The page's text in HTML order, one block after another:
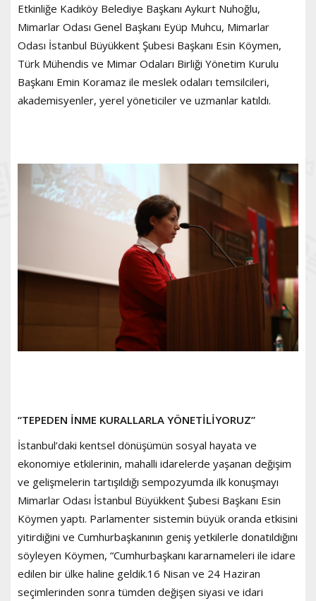
Etkinliğe Kadıköy Belediye Başkanı Aykurt Nuhoğlu,
Mimarlar Odası Genel Başkanı Eyüp Muhcu, Mimarlar
Odası İstanbul Büyükkent Şubesi Başkanı Esin Köymen,
Türk Mühendis ve Mimar Odaları Birliği Yönetim Kurulu
Başkanı Emin Koramaz ile meslek odaları temsilcileri,
akademisyenler, yerel yöneticiler ve uzmanlar katıldı.
“TEPEDEN İNME KURALLARLA YÖNETİLİYORUZ”
İstanbul’daki kentsel dönüşümün sosyal hayata ve
ekonomiye etkilerinin, mahalli idarelerde yaşanan değişim
ve gelişmelerin tartışıldığı sempozyumda ilk konuşmayı
Mimarlar Odası İstanbul Büyükkent Şubesi Başkanı Esin
Köymen yaptı. Parlamenter sistemin büyük oranda etkisini
yitirdiğini ve Cumhurbaşkanının geniş yetkilerle donatıldığını
söyleyen Köymen, “Cumhurbaşkanı kararnameleri ile idare
edilen bir ülke haline geldik.16 Nisan ve 24 Haziran
seçimlerinden sonra tümden değişen siyasi ve idari